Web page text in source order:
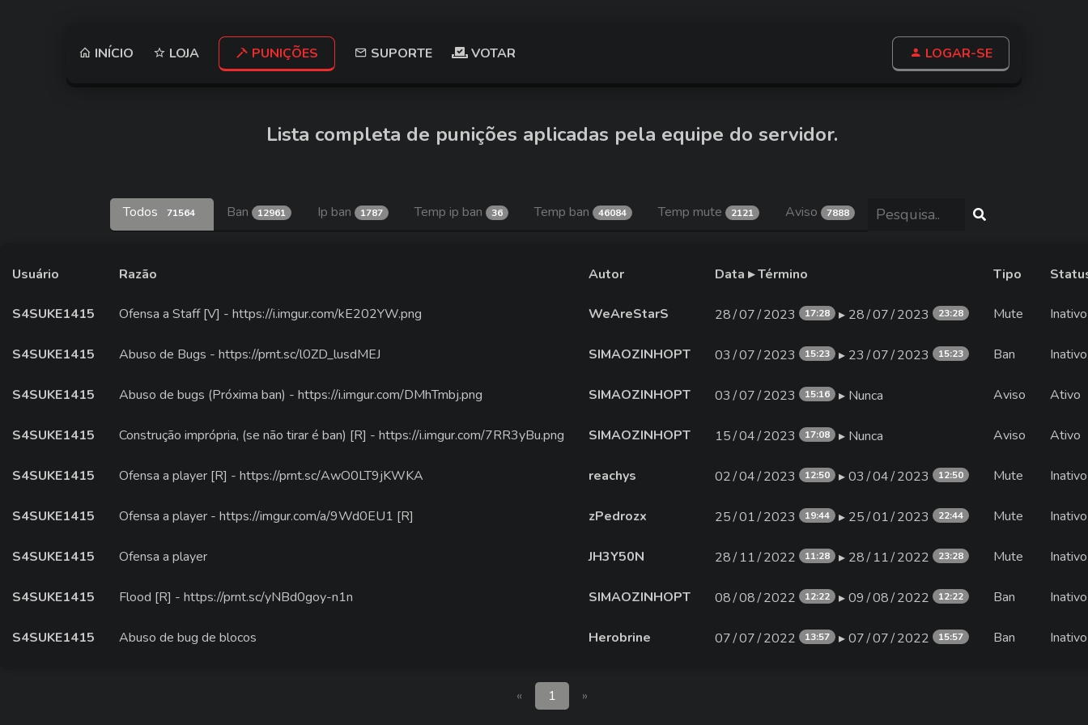
INÍCIO LOJA PUNIÇÕES SUPORTE VOTAR LOGAR-SE
Lista completa de punições aplicadas pela equipe do servidor.
Todos 71564 Ban 12961 Ip ban 1787 Temp ip ban 36 Temp ban 46084 Temp mute 2121 Aviso 7888
Usuário Razão Autor Data ▸ Término Tipo
S4SUKE1415 Ofensa a Staff [V] - https://i.imgur.com/kE202YW.png WeAreStarS 28∕07∕2023 17:28 ▸ 28∕07∕2023 23:28 Mute Inativo
S4SUKE1415 Abuso de Bugs - https://prnt.sc/l0ZD_lusdMEJ SIMAOZINHOPT 03∕07∕2023 15:23 ▸ 23∕07∕2023 15:23 Ban Inativo
S4SUKE1415 Abuso de bugs (Próxima ban) - https://i.imgur.com/DMhTmbj.png SIMAOZINHOPT 03∕07∕2023 15:16 ▸ Nunca Aviso Ativo
S4SUKE1415 Construção imprópria, (se não tirar é ban) [R] - https://i.imgur.com/7RR3yBu.png SIMAOZINHOPT 15∕04∕2023 17:08 ▸ Nunca Aviso Ativo
S4SUKE1415 Ofensa a player [R] - https://prnt.sc/AwO0LT9jKWKA reachys 02∕04∕2023 12:50 ▸ 03∕04∕2023 12:50 Mute Inativo
S4SUKE1415 Ofensa a player - https://imgur.com/a/9Wd0EU1 [R] zPedrozx 25∕01∕2023 19:44 ▸ 25∕01∕2023 22:44 Mute Inativo
S4SUKE1415 Ofensa a player JH3Y50N 28∕11∕2022 11:28 ▸ 28∕11∕2022 23:28 Mute Inativo
S4SUKE1415 Flood [R] - https://prnt.sc/yNBd0goy-n1n SIMAOZINHOPT 08∕08∕2022 12:22 ▸ 09∕08∕2022 12:22 Ban Inativo
S4SUKE1415 Abuso de bug de blocos Herobrine 07∕07∕2022 13:57 ▸ 07∕07∕2022 15:57 Ban Inativo
« 1 »